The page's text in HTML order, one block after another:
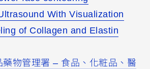
With Visualization
of Collagen and Elastin
藥物管理署 – 食品、化粧品、醫